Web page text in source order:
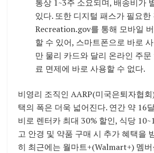
통상 1~3주 소요되며, 배송비가
있다. 또한 디지털 패스가 필요한
Recreation.gov를 통해 모바일
할 수 있어, 스마트폰으로 바로
만 물리 카드와 달리 온라인 주
료 면제에 바로 사용할 수 없다.
비영리 조직인 AARP(미국은퇴자협
택의 폭은 더욱 넓어진다. 연간 약 16
비로 렌터카 최대 30% 할인, 식당
고 안경 및 약품 구매 시 추가 혜택을
히 최근에는 월마트+(Walmart+) 멤